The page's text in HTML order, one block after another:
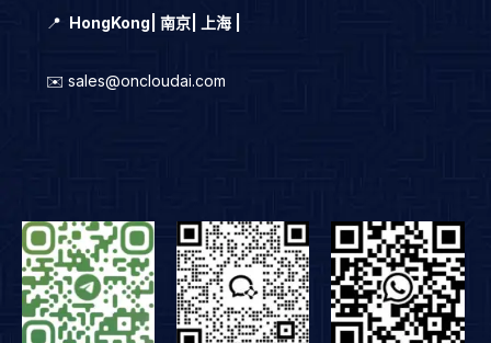
📍 HongKong 南京| 上海 |
✉️ sales@oncloudai.com